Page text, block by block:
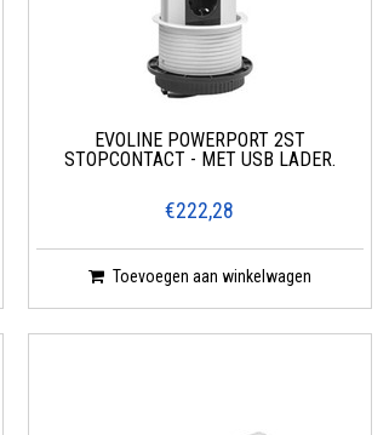
EVOLINE POWERPORT 2ST
STOPCONTACT - MET USB LADER.
€222,28
Toevoegen aan winkelwagen